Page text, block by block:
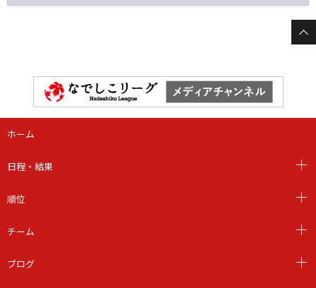
ホーム
日程・結果
順位
チーム
ブログ